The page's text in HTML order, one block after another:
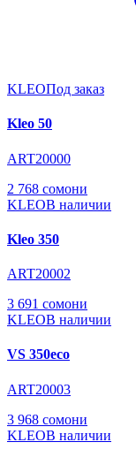
KLEOПод заказ
Kleo 50
ART20000
2 768 сомони
KLEOВ наличии
Kleo 350
ART20002
3 691 сомони
KLEOВ наличии
VS 350eco
ART20003
3 968 сомони
KLEOВ наличии